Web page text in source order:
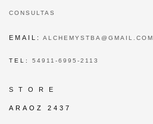
CONSULTAS
EMAIL: ALCHEMYSTBA@GMAIL.COM
TEL: 54911-6995-2113
S T O R E
ARAOZ 2437